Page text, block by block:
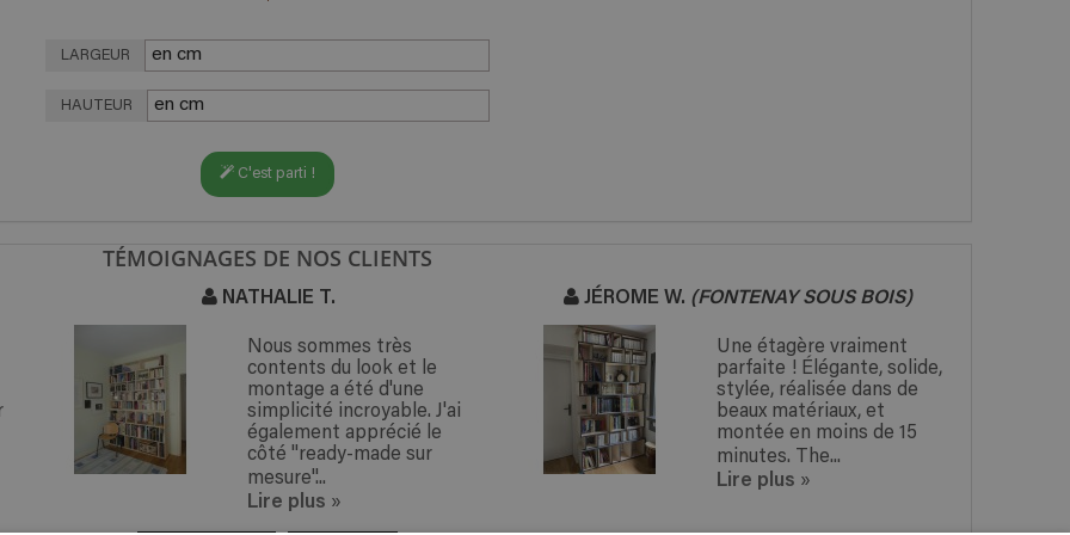
LARGEUR
HAUTEUR
C'est parti !
TÉMOIGNAGES DE NOS CLIENTS
NATHALIE T.
Nous sommes très
contents du look et le
montage a été d'une
simplicité incroyable. J'ai
également apprécié le
côté "ready-made sur
mesure"...
Lire plus »
JÉROME W. (FONTENAY SOUS BOIS)
Une étagère vraiment
parfaite ! Élégante, solide,
stylée, réalisée dans de
beaux matériaux, et
montée en moins de 15
minutes. The...
Lire plus »